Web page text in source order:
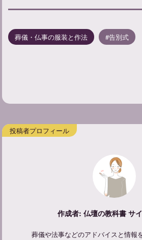
葬儀・仏事の服装と作法 告別式
作成者: 仏壇の教科書 サ
葬儀や法事などのアドバイスと情報